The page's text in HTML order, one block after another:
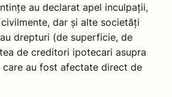
au declarat apel inculpații,
dar și alte societăți
drepturi (de superficie, de
de creditori ipotecari asupra
au fost afectate direct de